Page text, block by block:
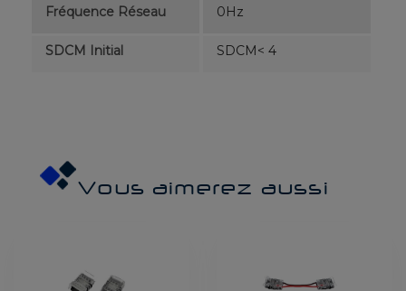
Fréquence Réseau 0Hz
SDCM Initial SDCM< 4
Vous aimerez aussi